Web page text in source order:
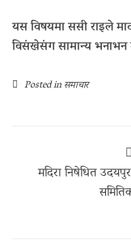
यस विषयमा ससी राइले
विसंखेसंग सामान्य भनाभन
Posted inसमाचार
मदिरा निषेधित